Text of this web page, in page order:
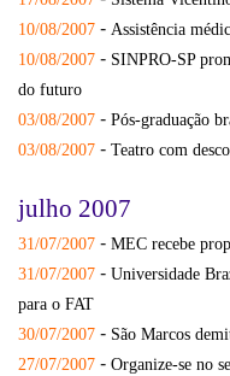
10/08/2007 - Assistência
10/08/2007 - SINPRO-SP
do futuro
03/08/2007 - Pós-graduação
03/08/2007 - Teatro com
julho 2007
31/07/2007 - MEC recebe
31/07/2007 - Universidade
para o FAT
30/07/2007 - São Marcos
27/07/2007 - Organize-se no